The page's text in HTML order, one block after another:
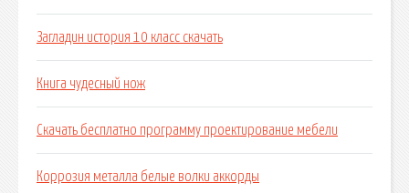
Загладин история 10 класс скачать
Книга чудесный нож
Скачать бесплатно программу проектирование мебели
Коррозия металла белые волки аккорды